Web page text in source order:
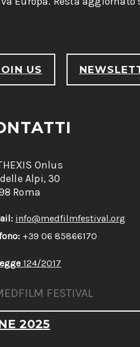
US
Onlus
Alpi, 30
Roma
info@medfilmfestival.org
+39 06 85866170
124/2017
FESTIVAL
2025